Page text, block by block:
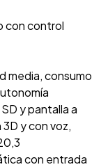
con control
media, consumo
y pantalla a
y con voz,
con entrada